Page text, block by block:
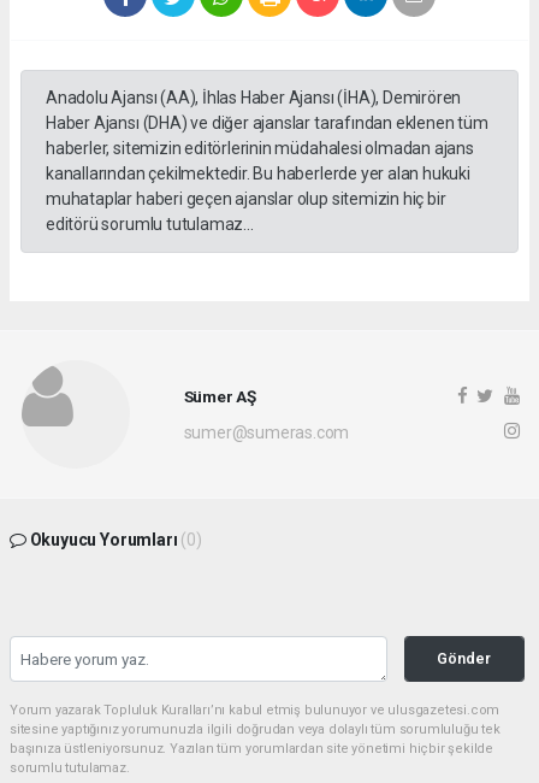
Anadolu Ajansı (AA), İhlas Haber Ajansı (İHA), Demirören
Haber Ajansı (DHA) ve diğer ajanslar tarafından eklenen tüm
haberler, sitemizin editörlerinin müdahalesi olmadan ajans
kanallarından çekilmektedir. Bu haberlerde yer alan hukuki
muhataplar haberi geçen ajanslar olup sitemizin hiç bir
editörü sorumlu tutulamaz...
Sümer AŞ
sumer@sumeras.com
Okuyucu Yorumları (0)
Gönder
Yorum yazarak Topluluk Kuralları’nı kabul etmiş bulunuyor ve ulusgazetesi.com
sitesine yaptığınız yorumunuzla ilgili doğrudan veya dolaylı tüm sorumluluğu tek
başınıza üstleniyorsunuz. Yazılan tüm yorumlardan site yönetimi hiçbir şekilde
sorumlu tutulamaz.